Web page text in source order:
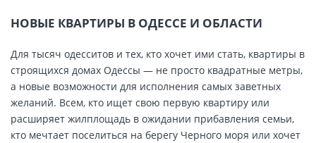
НОВЫЕ КВАРТИРЫ В ОДЕССЕ И ОБЛАСТИ
Для тысяч одесситов и тех, кто хочет ими стать, квартиры в
строящихся домах Одессы — не просто квадратные метры,
а новые возможности для исполнения самых заветных
желаний. Всем, кто ищет свою первую квартиру или
расширяет жилплощадь в ожидании прибавления семьи,
кто мечтает поселиться на берегу Черного моря или хочет